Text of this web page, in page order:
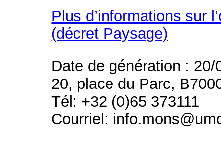
Plus d’informations sur
(décret Paysage)
Date de génération : 20/
20, place du Parc,
Tél: +32 (0)65 373111
Courriel: